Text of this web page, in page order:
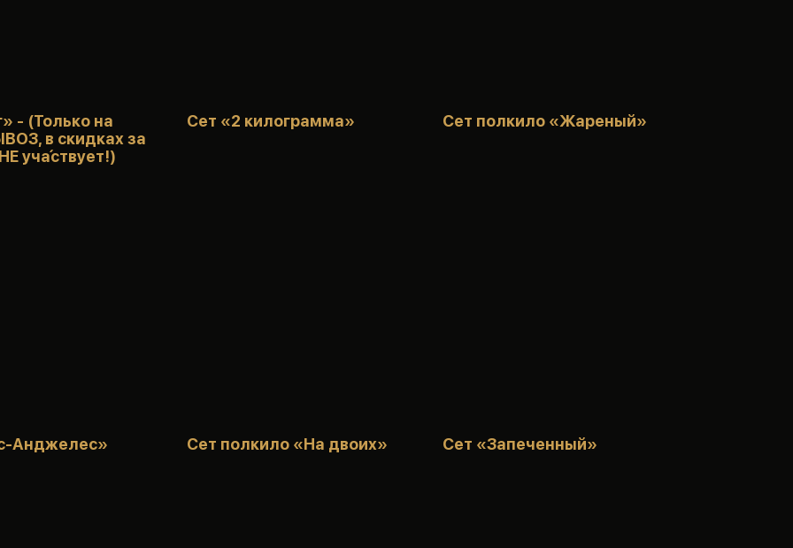
- (Только на
в скидках за
уча́ствует!)
Сет «2 килограмма» Сет полкило «Жареный»
Анджелес» Сет полкило «На двоих» Сет «Запеченный»